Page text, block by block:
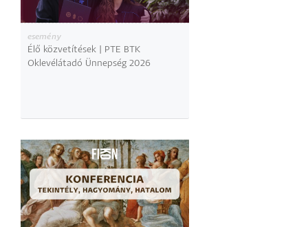
esemény
Élő közvetítések | PTE BTK
Oklevélátadó Ünnepség 2026